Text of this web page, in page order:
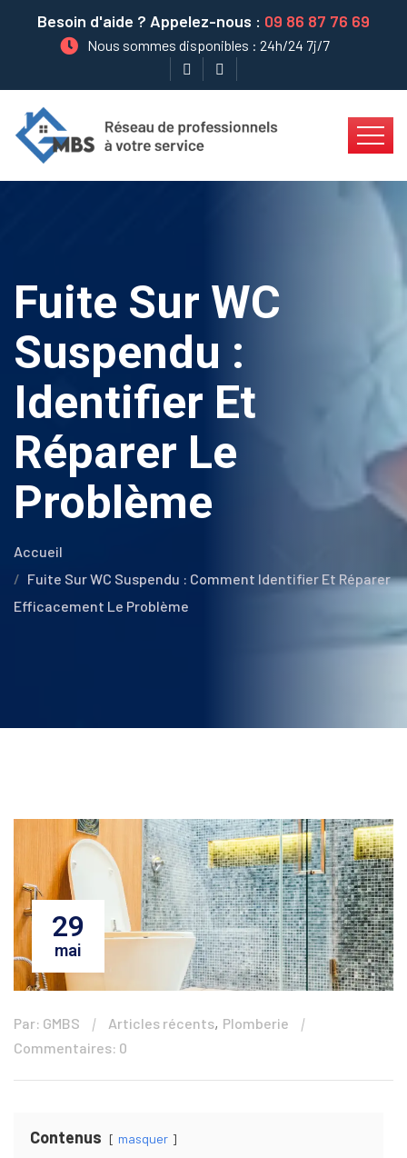
Besoin d'aide ? Appelez-nous : 09 86 87 76 69
Nous sommes disponibles : 24h/24 7j/7
Fuite Sur WC
Suspendu :
Identifier Et
Réparer Le
Problème
Accueil
Fuite Sur WC Suspendu : Comment Identifier Et Réparer
Efficacement Le Problème
29
mai
Par: GMBS Articles récents, Plomberie
Commentaires: 0
Contenus masquer